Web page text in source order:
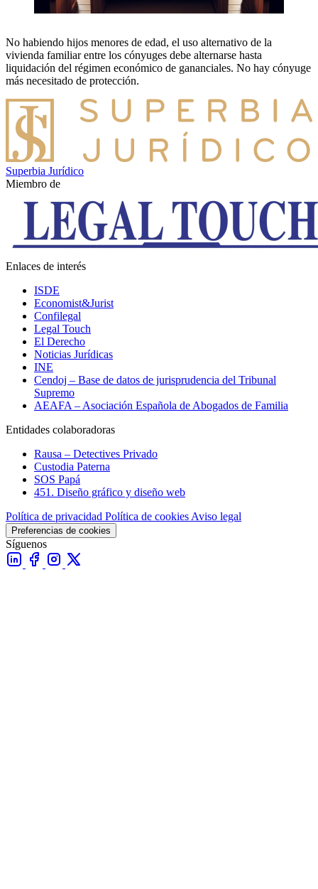
No habiendo hijos menores de edad, el uso alternativo de la
vivienda familiar entre los cónyuges debe alternarse hasta
liquidación del régimen económico de gananciales. No hay cónyuge
más necesitado de protección.
Superbia Jurídico
Miembro de
Enlaces de interés
ISDE
Economist&Jurist
Confilegal
Legal Touch
El Derecho
Noticias Jurídicas
INE
Cendoj – Base de datos de jurisprudencia del Tribunal
Supremo
AEAFA – Asociación Española de Abogados de Familia
Entidades colaboradoras
Rausa – Detectives Privado
Custodia Paterna
SOS Papá
451. Diseño gráfico y diseño web
Política de privacidad Política de cookies Aviso legal
Preferencias de cookies
Síguenos